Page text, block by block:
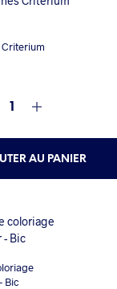
AU PANIER
Bic